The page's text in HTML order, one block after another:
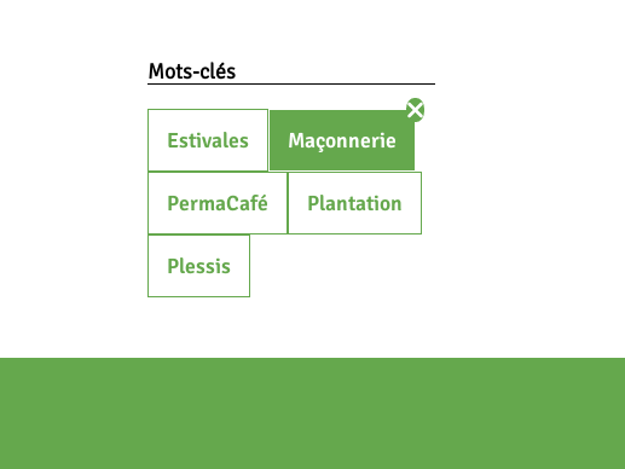
Mots-clés
Estivales Maçonnerie
PermaCafé Plantation
Plessis